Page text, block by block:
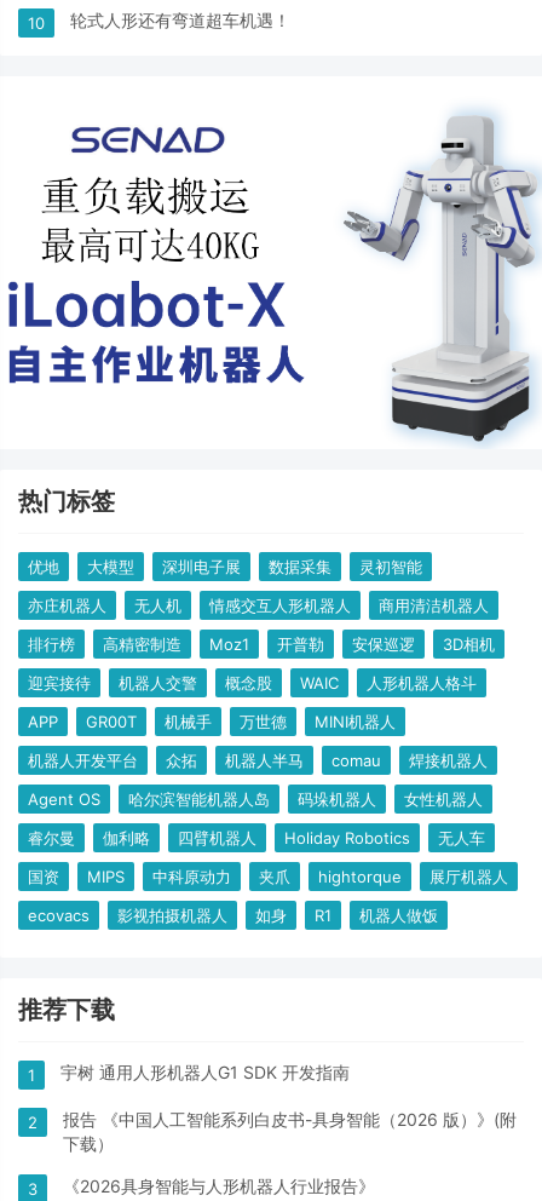
10 轮式人形还有弯道超车机遇！
热门标签
优地 大模型 深圳电子展 数据采集
灵初智能
亦庄机器人
无人机 情感交互人形机器人
商用清洁机器人
排行榜
高精密制造 Moz1 开普勒 安保巡逻
3D相机
迎宾接待
机器人交警 概念股 WAIC
人形机器人格斗
APP
GR00T 机械手 万世德
MINI机器人
机器人开发平台
众拓 机器人半马 comau
焊接机器人
Agent OS
哈尔滨智能机器人岛 码垛机器人
女性机器人
睿尔曼
伽利略 四臂机器人 Holiday Robotics
无人车
国资
MIPS 中科原动力 夹爪 hightorque
展厅机器人
ecovacs
影视拍摄机器人 如身 R1 机器人做饭
推荐下载
1 宇树 通用人形机器人G1 SDK 开发指南
2
报告 《中国人工智能系列白皮书-具身智能（2026 版）》(附
下载）
3 《2026具身智能与人形机器人行业报告》